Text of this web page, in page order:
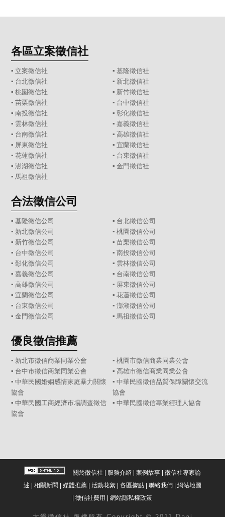
各區立案徵信社
▪ 立案徵信社 ▪ 基隆徵信社
▪ 台北徵信社 ▪ 新北徵信社
▪桃園徵信社 ▪ 新竹徵信社
▪苗栗徵信社 ▪ 台中徵信社
▪南投徵信社 ▪ 彰化徵信社
▪ 雲林徵信社 ▪ 嘉義徵信社
▪ 台南徵信社 ▪ 高雄徵信社
▪ 屏東徵信社 ▪ 宜蘭徵信社
▪花蓮徵信社 ▪ 台東徵信社
▪澎湖徵信社 ▪ 金門徵信社
▪ 馬祖徵信社
合法徵信公司
▪基隆徵信公司 ▪ 台北徵信公司
▪ 新北徵信公司 ▪ 桃園徵信公司
▪ 新竹徵信公司 ▪ 苗栗徵信公司
▪ 台中徵信公司 ▪ 南投徵信公司
▪彰化徵信公司 ▪ 雲林徵信公司
▪嘉義徵信公司 ▪ 台南徵信公司
▪高雄徵信公司 ▪ 屏東徵信公司
▪宜蘭徵信公司 ▪ 花蓮徵信公司
▪ 台東徵信公司 ▪ 澎湖徵信公司
▪金門徵信公司 ▪ 馬祖徵信公司
優良徵信推薦
▪ 新北市徵信商業同業公會
▪ 桃園市徵信商業同業公會
▪ 台中市徵信商業同業公會
▪ 高雄市徵信商業同業公會
▪ 中華民國婚姻感情家庭暴力關懷
協會
▪ 中華民國徵信品質保障關懷交流
協會
▪ 中華民國工商經濟市場調查徵信
協會
▪ 中華民國徵信專業經理人協會
關於徵信社 | 服務介紹| 案例故事| 徵信社專家論
述 | 相關新聞 | 媒體推薦| 活動花絮| 各區據點| 聯絡我們| 網站地圖
|徵信社費用 |網站隱私權政策